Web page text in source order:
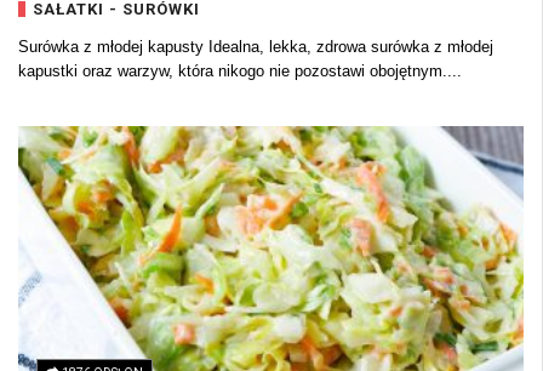
SAŁATKI - SURÓWKI
Surówka z młodej kapusty Idealna, lekka, zdrowa surówka z młodej
kapustki oraz warzyw, która nikogo nie pozostawi obojętnym....